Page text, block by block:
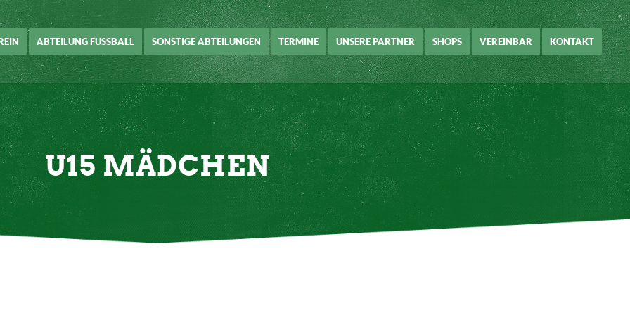
ABTEILUNG FUSSBALL SONSTIGE ABTEILUNGEN TERMINE UNSERE PARTNER SHOPS VEREINBAR KONTAKT
U15 MÄDCHEN